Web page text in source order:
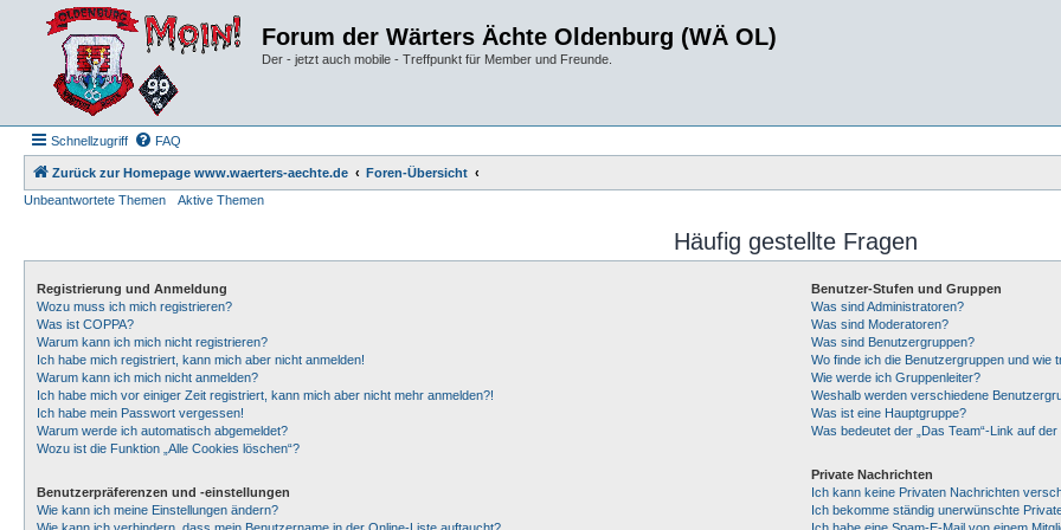
Forum der Wärters Ächte Oldenburg (WÄ OL)
Der - jetzt auch mobile - Treffpunkt für Member und Freunde.
Schnellzugriff FAQ
Zurück zur Homepage www.waerters-aechte.de
Foren-Übersicht
Unbeantwortete Themen
Aktive Themen
Häufig gestellte Fragen
Registrierung und Anmeldung
Wozu muss ich mich registrieren?
Was ist COPPA?
Warum kann ich mich nicht registrieren?
Ich habe mich registriert, kann mich aber nicht anmelden!
Warum kann ich mich nicht anmelden?
Ich habe mich vor einiger Zeit registriert, kann mich aber nicht mehr anmelden?!
Ich habe mein Passwort vergessen!
Warum werde ich automatisch abgemeldet?
Wozu ist die Funktion „Alle Cookies löschen“?
Benutzerpräferenzen und -einstellungen
Wie kann ich meine Einstellungen ändern?
Benutzer-Stufen und Gruppen
Was sind Administratoren?
Was sind Moderatoren?
Was sind Benutzergruppen?
Wo finde ich die Benutzergruppen und wie
Wie werde ich Gruppenleiter?
Weshalb werden verschiedene
Was ist eine Hauptgruppe?
Was bedeutet der „Das Team“-Link auf
Private Nachrichten
Ich kann keine Privaten Nachrichten
Ich bekomme ständig unerwünschte